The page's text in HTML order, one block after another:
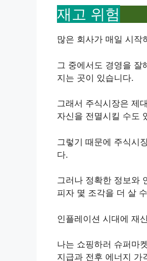
재고 위험
많은 회사가 매일 시작
그 중에서도 경영을 잘
지는 곳이 있습니다.
그래서 주식시장은 제
자신을 전멸시킬 수도
그렇기 때문에 주식시
다.
그러나 정확한 정보와
피자 몇 조각을 더 살
인플레이션 시대에 재
나는 쇼핑하러 슈퍼마
지급과 전후 에너지 가